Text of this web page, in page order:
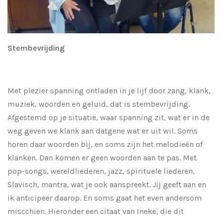
Stembevrijding
Met plezier spanning ontladen in je lijf door zang, klank,
muziek, woorden en geluid, dat is stembevrijding.
Afgestemd op je situatie, waar spanning zit, wat er in de
weg geven we klank aan datgene wat er uit wil. Soms
horen daar woorden bij, en soms zijn het melodieën of
klanken. Dan komen er geen woorden aan te pas. Met
pop-songs, wereldliederen, jazz, spirituele liederen,
Slavisch, mantra, wat je ook aanspreekt. Jij geeft aan en
ik anticipeer daarop. En soms gaat het even andersom
miscchien. Hieronder een citaat van Ineke, die dit